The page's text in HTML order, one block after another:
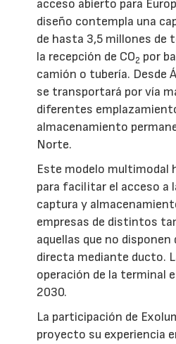
acceso abierto para
diseño contempla una
de hasta 3,5 millones de
la recepción de CO2 por
camión o tubería. Desde
se transportará por vía
diferentes
almacenamiento
Norte.
Este modelo multimodal
para facilitar el acceso a
captura y
empresas de distintos
aquellas que no disponen
directa mediante ducto.
operación de la terminal
2030.
La participación de
proyecto su experiencia